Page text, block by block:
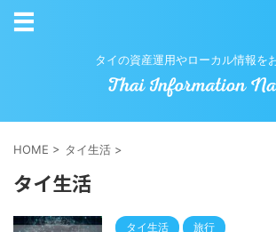
タイの資産運用やローカル情報を
HOME > タイ生活 >
タイ生活
タイ生活 旅行